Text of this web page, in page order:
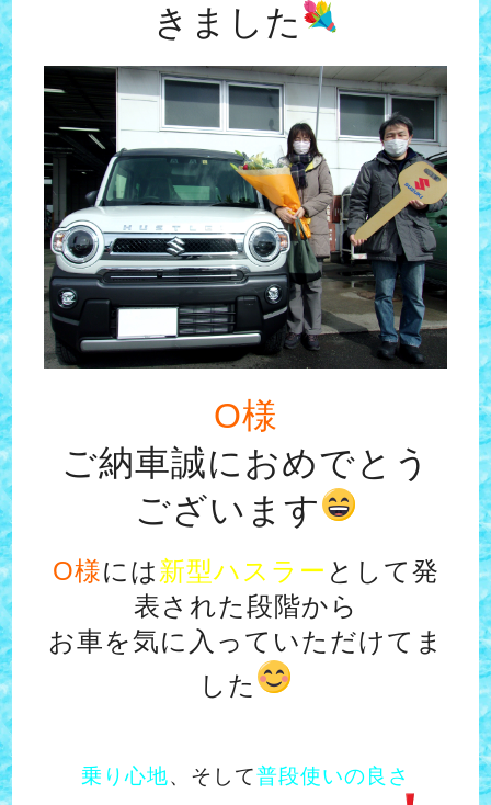
きました
O様
ご納車誠におめでとう
ございます
O様には新型ハスラー として発
表された段階から
お車を気に入っていただけてま
した
乗り心地、そして普段使いの良さ